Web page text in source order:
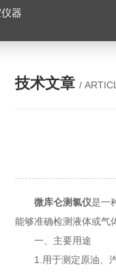
器
技术文章 /
微库仑测氯仪是一
能够准确检测液体或气
一、主要用途
1.用于测定原油、汽